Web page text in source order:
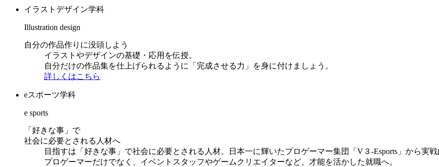
イラストデザイン学科
Illustration design
自分の作品作りに没頭しよう
イラストやデザインの基礎・応用を伝授。
自分だけの作品集を仕上げられるように「完成させる力」を身に付けましょう。
詳しくはこちら
eスポーツ学科
e sports
「好きな事」で
社会に必要とされる人材へ
目指すは「好きな事」で社会に必要とされる人材。日本一に輝いたプロゲーマー集団「V３-Esports」から実
プロゲーマーだけでなく、イベントスタッフやゲームクリエイターなど、才能を活かした就職へ。